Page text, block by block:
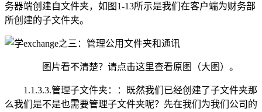
务器端创建自文件夹，如图1-13所示是我们在客户端为财务部
所创建的子文件夹。
图片看不清楚？请点击这里查看原图（大图）。
1.1.3.3.管理子文件夹：：既然我们已经创建了子文件夹那
么我们是不是也需要管理子文件夹呢？先在我们为我们公司的